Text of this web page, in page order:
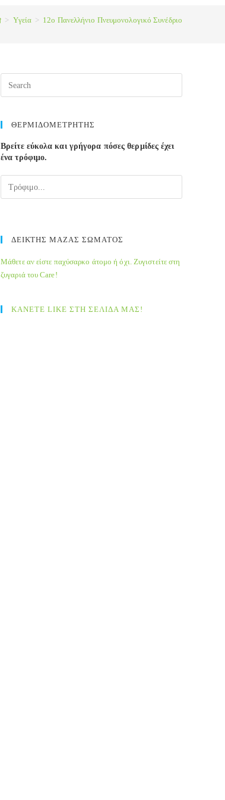
> Yγεία > 12ο Πανελλήνιο Πνευμονολογικό Συνέδριο
ΘΕΡΜΙΔΟΜΕΤΡΗΤΗΣ
Βρείτε εύκολα και γρήγορα πόσες θερμίδες έχει
ένα τρόφιμο.
ΔΕΙΚΤΗΣ ΜΑΖΑΣ ΣΩΜΑΤΟΣ
Μάθετε αν είστε παχύσαρκο άτομο ή όχι. Ζυγιστείτε στη
ζυγαριά του Care!
ΚΑΝΕΤΕ LIKE ΣΤΗ ΣΕΛΙΔΑ ΜΑΣ!